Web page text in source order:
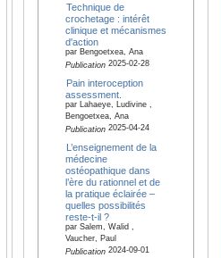
Technique de
crochetage : intérêt
clinique et mécanismes
d'action
par Bengoetxea, Ana
Publication2025-02-28
Pain interoception
assessment.
par Lahaeye, Ludivine ,
Bengoetxea, Ana
Publication2025-04-24
L’enseignement de la
médecine
ostéopathique dans
l’ère du rationnel et de
la pratique éclairée –
quelles possibilités
reste-t-il ?
par Salem, Walid ,
Vaucher, Paul
Publication2024-09-01